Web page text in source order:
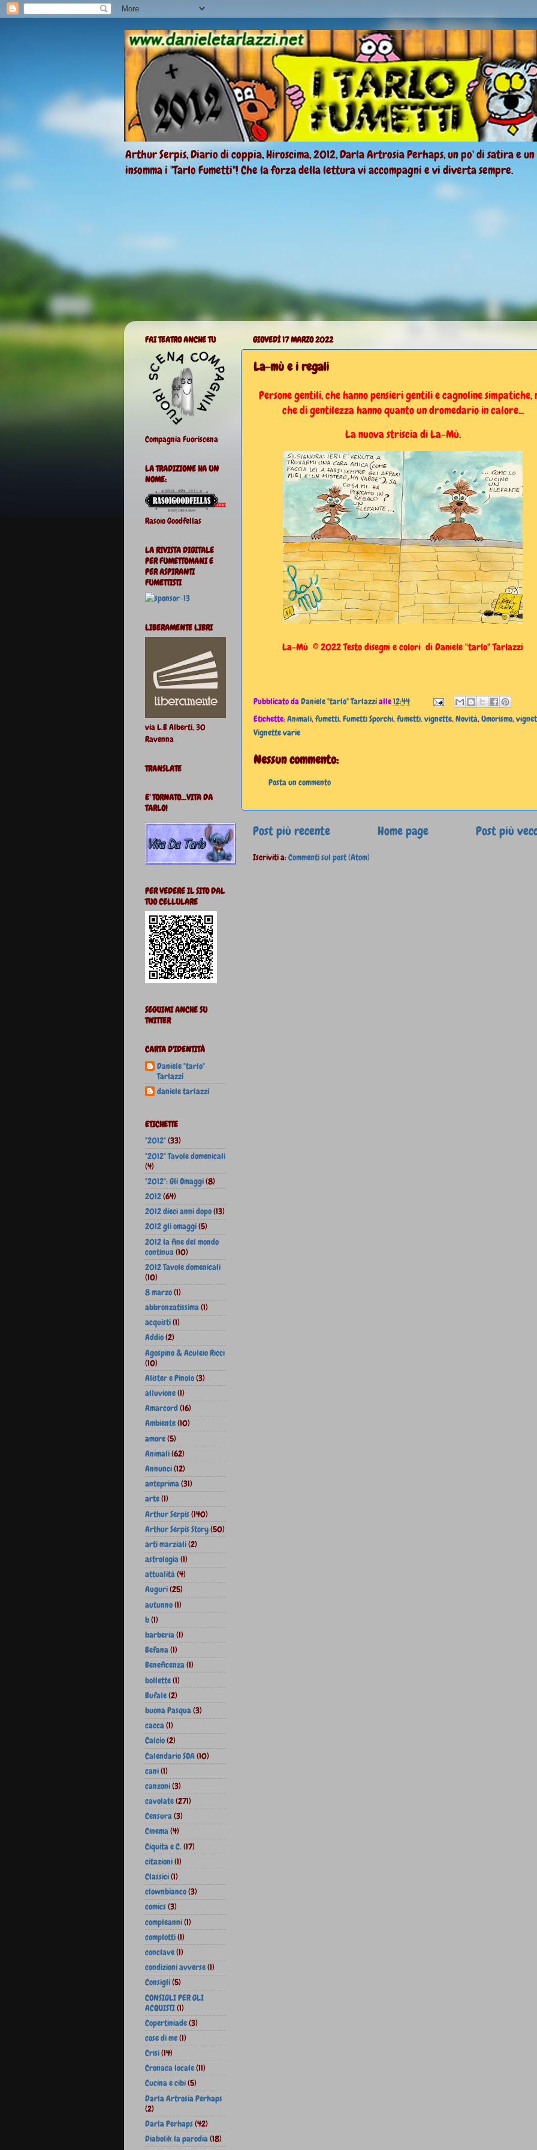
Arthur Serpis, Diario di coppia, Hiroscima, 2012, Darla Artrosia Perhaps, un po' di satira e
insomma i "Tarlo Fumetti"! Che la forza della lettura vi accompagni e vi diverta sempre.
GIOVEDÌ 17 MARZO 2022
La-mù e i regali
Persone gentili, che hanno pensieri gentili e cagnoline simpatiche,
che di gentilezza hanno quanto un dromedario in calore...
La nuova striscia di La-Mù.
La-Mù © 2022 Testo disegni e colori di Daniele "tarlo" Tarlazzi
Pubblicato daDaniele "tarlo" Tarlazzialle12:44
Etichette:Animali,fumetti,Fumetti Sporchi,fumetti. vignette,Novità,Umorismo,
Vignette varie
Nessun commento:
Posta un commento
Post più recente Post più
Home page
Iscriviti a:Commenti sul post (Atom)
FAI TEATRO ANCHE TU
Compagnia Fuoriscena
LA TRADIZIONE HA UN
NOME:
Rasoio Goodfellas
LA RIVISTA DIGITALE
PER FUMETTOMANI E
PER ASPIRANTI
FUMETTISTI
LIBERAMENTE LIBRI
via L.B Alberti, 30
Ravenna
TRANSLATE
E' TORNATO...VITA DA
TARLO!
PER VEDERE IL SITO DAL
TUO CELLULARE
SEGUIMI ANCHE SU
TWITTER
CARTA D'IDENTITÀ
Daniele "tarlo"
Tarlazzi
daniele tarlazzi
ETICHETTE
"2012"(33)
"2012" Tavole domenicali
(4)
"2012": Gli Omaggi(8)
2012(64)
2012 dieci anni dopo(13)
2012 gli omaggi(5)
2012 la fine del mondo
continua(10)
2012 Tavole domenicali
(10)
8 marzo(1)
abbronzatissima(1)
acquisti(1)
Addio(2)
Agospino & Aculeio Ricci
(10)
Alister e Pinolo(3)
alluvione(1)
Amarcord(16)
Ambiente(10)
amore(5)
Animali(62)
Annunci(12)
anteprima(31)
arte(1)
Arthur Serpis(140)
Arthur Serpis Story(50)
arti marziali(2)
astrologia(1)
attualità(4)
Auguri(25)
autunno(1)
b(1)
barberia(1)
Befana(1)
Beneficenza(1)
bollette(1)
Bufale(2)
buona Pasqua(3)
cacca(1)
Calcio(2)
Calendario SOA(10)
cani(1)
canzoni(3)
cavolate(271)
Censura(3)
Cinema(4)
Ciquita e C.(17)
citazioni(1)
Classici(1)
clownbianco(3)
comics(3)
compleanni(1)
complotti(1)
conclave(1)
condizioni avverse(1)
Consigli(5)
CONSIGLI PER GLI
ACQUISTI(1)
Copertiniade(3)
cose di me(1)
Crisi(14)
Cronaca locale(11)
Cucina e cibi(5)
Darla Artrosia Perhaps
(2)
Darla Perhaps(42)
Diabolik la parodia(18)